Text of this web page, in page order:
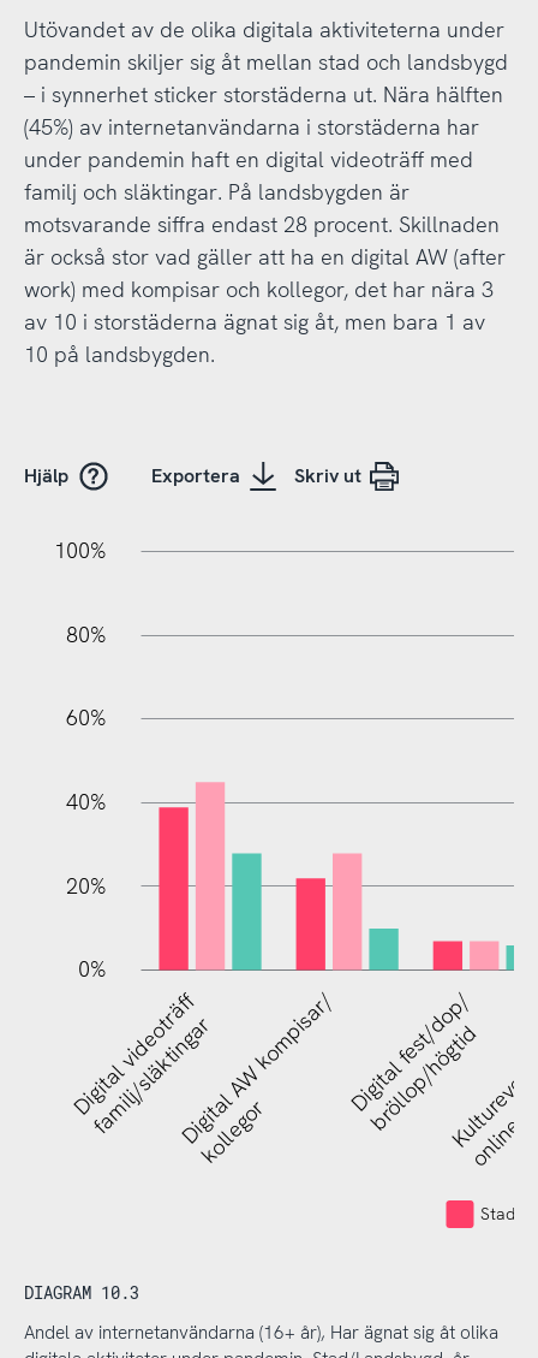
Utövandet av de olika digitala aktiviteterna under
pandemin skiljer sig åt mellan stad och landsbygd
– i synnerhet sticker storstäderna ut. Nära hälften
(45%) av internetanvändarna i storstäderna har
under pandemin haft en digital videoträff med
familj och släktingar. På landsbygden är
motsvarande siffra endast 28 procent. Skillnaden
är också stor vad gäller att ha en digital AW (after
work) med kompisar och kollegor, det har nära 3
av 10 i storstäderna ägnat sig åt, men bara 1 av
10 på landsbygden.
Hjälp Exportera Skriv ut
100%
80%
60%
40%
20%
0%
Digital videoträff
familj/släktingarDigital AW kompisar/
kollegor
Digital fest/dop/
bröllop/högtid
online
Stad
DIAGRAM 10.3
Andel av internetanvändarna (16+ år), Har ägnat sig åt olika